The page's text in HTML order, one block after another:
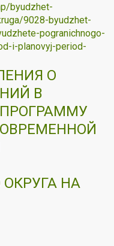
byudzhet-
9028-byudzhet-
pogranichnogo-
i-planovyj-period-
О
В
НА